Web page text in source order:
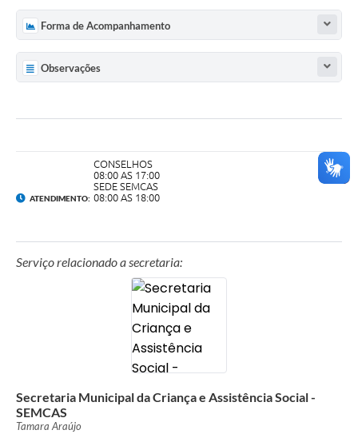
Forma de Acompanhamento
Observações
ATENDIMENTO:
CONSELHOS
08:00 AS 17:00
SEDE SEMCAS
08:00 AS 18:00
Serviço relacionado a secretaria:
Secretaria Municipal da Criança e Assistência Social -
SEMCAS
Tamara Araújo